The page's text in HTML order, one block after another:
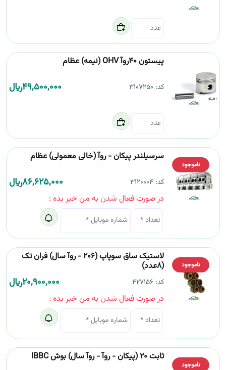
پیستون 40روآ OHV (نیمه) عظام
کد: 3107250
49,500,000﷼
ناموجود
سرسیلندر پیکان - روآ (خالی معمولی) عظام
کد:3120004
86,625,000﷼
در صورت فعال شدن به من خبر بده :
ناموجود
لاستیک ساق سوپاپ (206 - روآ سال) فران تک
(8عدد)
کد: 427156
20,900,000﷼
در صورت فعال شدن به من خبر بده :
ناموجود
ثابت 20 (پیکان - روآ - روآ سال) بوش IBBC